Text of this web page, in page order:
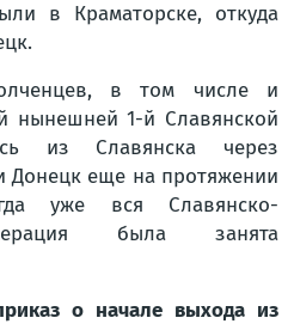
в Краматорске, откуда
в том числе и
нынешней 1-й Славянской
из Славянска через
Донецк еще на протяжении
уже вся Славянско-
была занята
о начале выхода из